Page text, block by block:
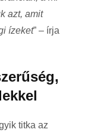
azt, amit
ízeket” – írja
titka az